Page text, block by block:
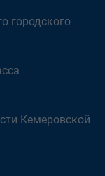
городского
Кемеровской